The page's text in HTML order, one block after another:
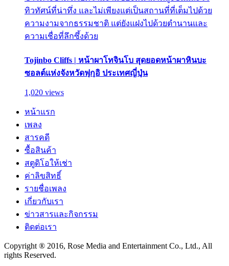
ทิวทัศน์ที่น่าทึ่ง และไม่เพียงแต่เป็นสถานที่ที่เต็มไปด้วย
ความงามจากธรรมชาติ แต่ยังแฝงไปด้วยตำนานและ
ความเชื่อที่ลึกซึ้งด้วย
Tojinbo Cliffs | หน้าผาโทจินโบ สุดยอดหน้าผาหินบะ
ซอลต์แห่งจังหวัดฟุกุอิ ประเทศญี่ปุ่น
1,020 views
หน้าแรก
เพลง
สารคดี
ซื้อสินค้า
สตูดิโอให้เช่า
ค่าลิขสิทธิ์
รายชื่อเพลง
เกี่ยวกับเรา
ข่าวสารและกิจกรรม
ติดต่อเรา
Copyright ® 2016, Rose Media and Entertainment Co., Ltd., All
rights Reserved.